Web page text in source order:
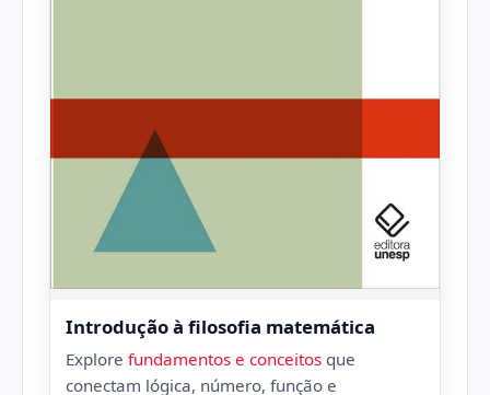
Introdução à filosofia matemática
Explore fundamentos e conceitos que
conectam lógica, número, função e